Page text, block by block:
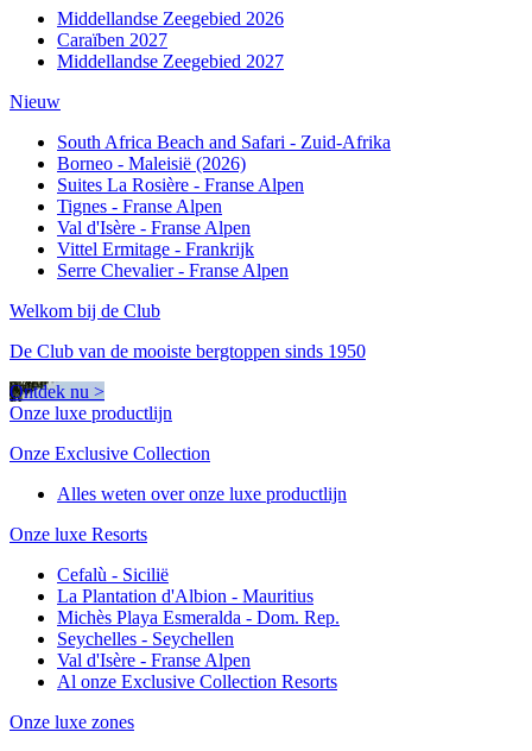
Middellandse Zeegebied 2026
Caraïben 2027
Middellandse Zeegebied 2027
Nieuw
South Africa Beach and Safari - Zuid-Afrika
Borneo - Maleisië (2026)
Suites La Rosière - Franse Alpen
Tignes - Franse Alpen
Val d'Isère - Franse Alpen
Vittel Ermitage - Frankrijk
Serre Chevalier - Franse Alpen
Welkom bij de Club
De Club van de mooiste bergtoppen sinds 1950
Ontdek nu >
Onze luxe productlijn
Onze Exclusive Collection
Alles weten over onze luxe productlijn
Onze luxe Resorts
Cefalù - Sicilië
La Plantation d'Albion - Mauritius
Michès Playa Esmeralda - Dom. Rep.
Seychelles - Seychellen
Val d'Isère - Franse Alpen
Al onze Exclusive Collection Resorts
Onze luxe zones